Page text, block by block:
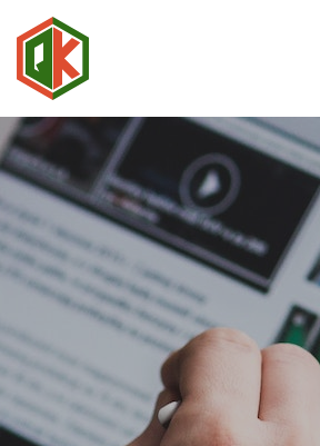
QUÝ
KHANH
GROUP